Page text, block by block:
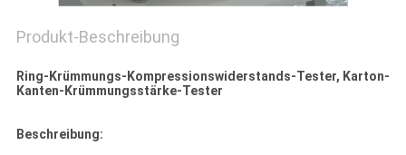
Produkt-Beschreibung
Ring-Krümmungs-Kompressionswiderstands-Tester, Karton-
Kanten-Krümmungsstärke-Tester
Beschreibung: